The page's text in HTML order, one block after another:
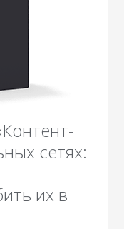
сетях:
их в